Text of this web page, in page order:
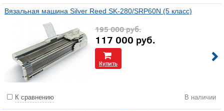
Вязальная машина Silver Reed SK-280/SRP60N (5 класс)
195 000руб.
117 000 руб.
Купить
К сравнению В наличии